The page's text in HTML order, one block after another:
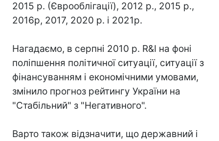
2015 р. (Єврооблігації), 2012 р., 2015 р.,
2016р, 2017, 2020 р. і 2021р.
Нагадаємо, в серпні 2010 р. R&I на фоні
поліпшення політичної ситуації, ситуації з
фінансуванням і економічними умовами,
змінило прогноз рейтингу України на
"Стабільний" з "Негативного".
Варто також відзначити, що державний і